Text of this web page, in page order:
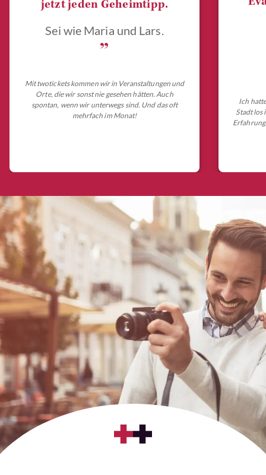
jetzt jeden Geheimtipp.
Sei wie Maria und Lars.
„
Mit twotickets kommen wir in Veranstaltungen und
Orte, die wir sonst nie gesehen hätten. Auch
spontan, wenn wir unterwegs sind. Und das oft
mehrfach im Monat!
Ich
Stadt los